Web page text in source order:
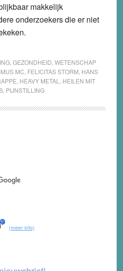
makkelijk
onderzoekers die er niet
, GEZONDHEID WETENSCHAP
MC FELICITAS STORM HANS
HEAVY METAL
HEILEN MIT
, PIJNSTILLING
(meer info)